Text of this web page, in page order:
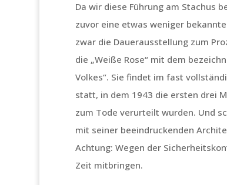
Da wir diese Führung am Stachus
zuvor eine etwas weniger
zwar die Dauerausstellung zum
die „Weiße Rose“ mit dem
Volkes“. Sie findet im fast
statt, in dem 1943 die ersten drei
zum Tode verurteilt wurden. Und
mit seiner beeindruckenden
Achtung: Wegen der
Zeit mitbringen.